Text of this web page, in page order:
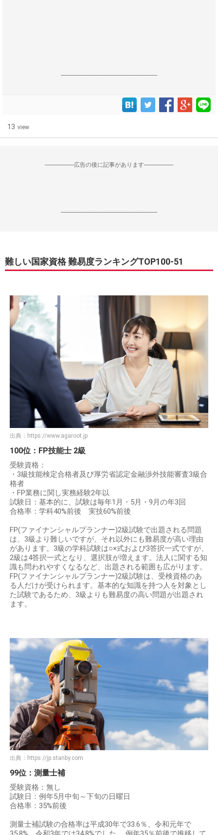
------------------------------------------------------------------
13 view
--------------------広告の後に記事があります--------------------
------------------------------------------------------------------
難しい国家資格 難易度ランキングTOP100-51
出典： https://www.agaroot.jp
100位：FP技能士 2級
受験資格：
・3級技能検定合格者及び厚労省認定金融渉外技能審査3級合
格者
・FP業務に関し実務経験2年以
試験日：基本的に、試験は毎年1月・5月・9月の年3回
合格率：学科40%前後 実技60%前後
FP(ファイナンシャルプランナー)2級試験で出題される問題
は、3級より難しいですが、それ以外にも難易度が高い理由
があります。3級の学科試験は○×式および3答択一式ですが、
2級は4答択一式となり、選択肢が増えます。法人に関する知
識も問われやすくなるなど、出題される範囲も広がります。
FP(ファイナンシャルプランナー)2級試験は、受検資格のあ
る人だけが受けられます。基本的な知識を持つ人を対象とし
た試験であるため、3級よりも難易度の高い問題が出題され
ます。
出典： https://jp.stanby.com
99位：測量士補
受験資格：無し
試験日：例年5月中旬～下旬の日曜日
合格率：35%前後
測量士補試験の合格率は平成30年で33.6％、令和元年で